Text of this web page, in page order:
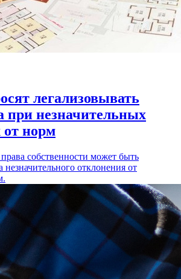
легализовывать
при незначительных
от норм
собственности может быть
незначительного отклонения от